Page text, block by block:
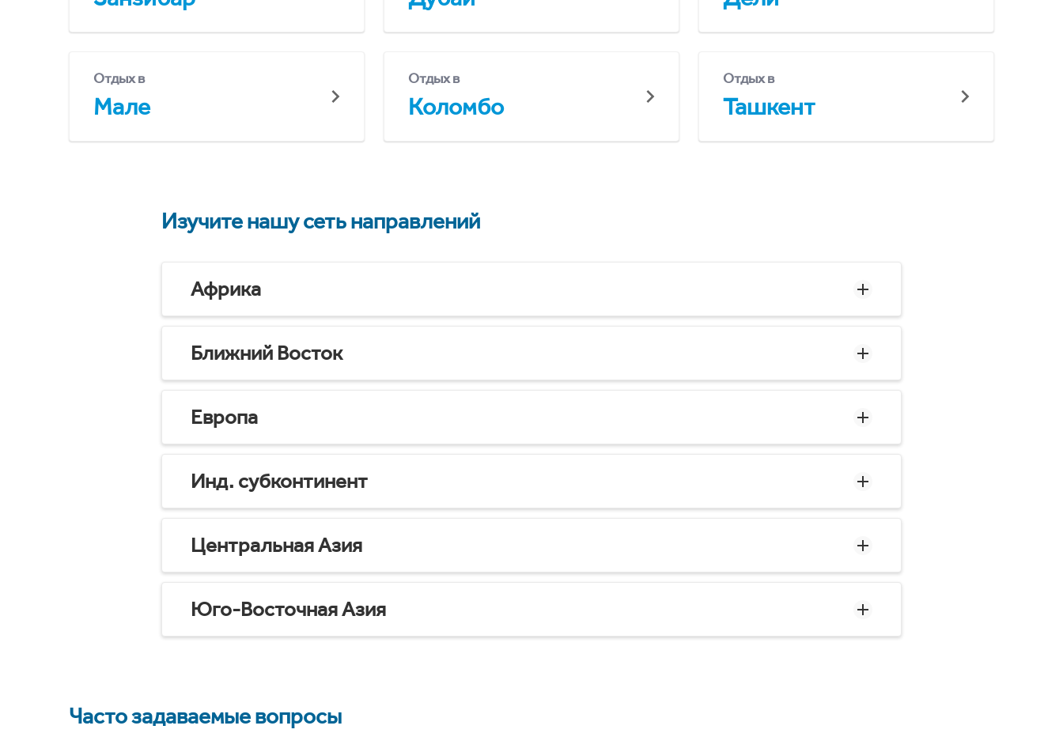
Отдых в
Мале
Отдых в
Коломбо
Отдых в
Ташкент
Изучите нашу сеть направлений
Африка
Ближний Восток
Европа
Инд. субконтинент
Центральная Азия
Юго-Восточная Азия
Часто задаваемые вопросы